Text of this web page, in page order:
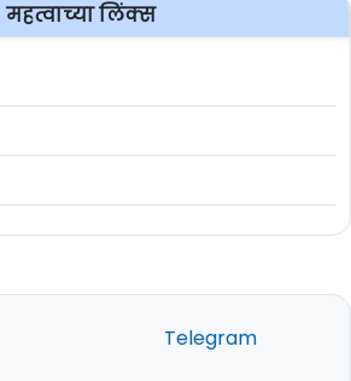
महत्वाच्या लिंक्स
Telegram